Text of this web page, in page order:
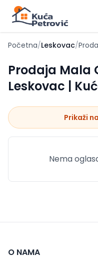
Početna/Leskovac/
Prodaja Mala
Leskovac |
Prikaži
Nema
O NAMA